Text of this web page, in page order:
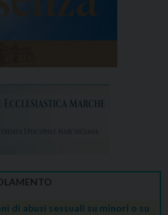
di abusi sessuali su minori o su